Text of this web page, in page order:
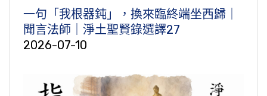
一句「我根器鈍」，換來臨終端坐西歸｜
聞言法師｜淨土聖賢錄選譯27
2026-07-10